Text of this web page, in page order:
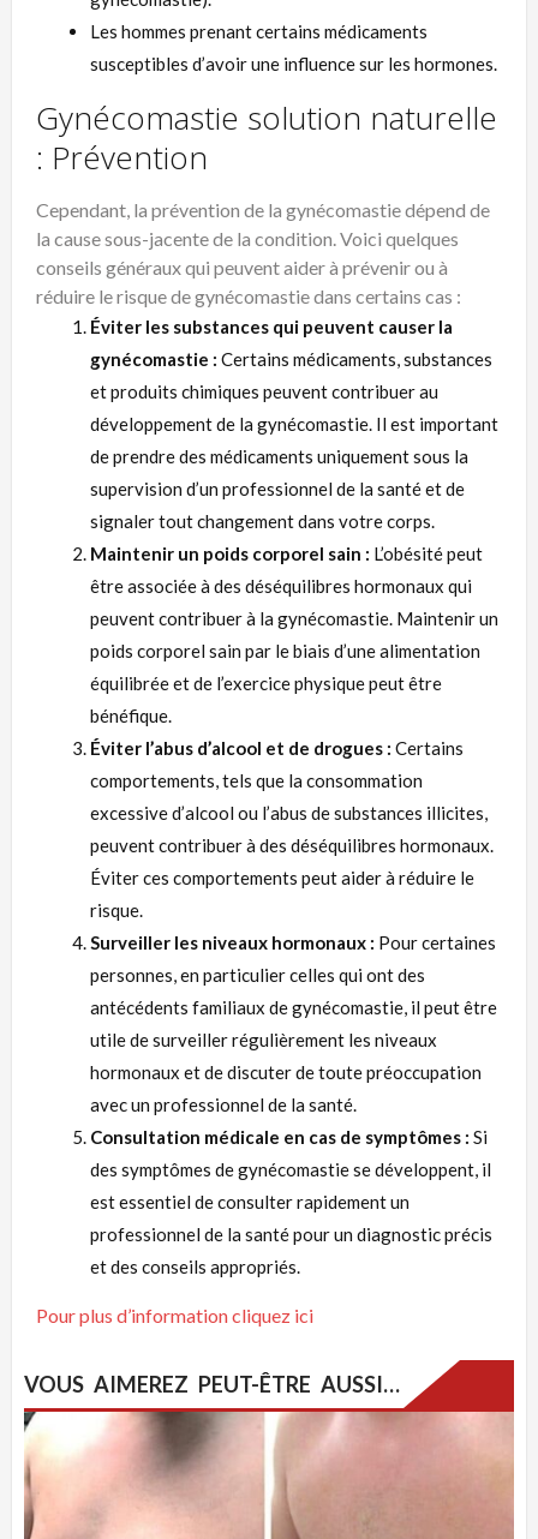
Les hommes prenant certains médicaments
susceptibles d’avoir une influence sur les hormones.
Gynécomastie solution naturelle
: Prévention
Cependant, la prévention de la gynécomastie dépend de
la cause sous-jacente de la condition. Voici quelques
conseils généraux qui peuvent aider à prévenir ou à
réduire le risque de gynécomastie dans certains cas :
Éviter les substances qui peuvent causer la
gynécomastie : Certains médicaments, substances
et produits chimiques peuvent contribuer au
développement de la gynécomastie. Il est important
de prendre des médicaments uniquement sous la
supervision d’un professionnel de la santé et de
signaler tout changement dans votre corps.
Maintenir un poids corporel sain : L’obésité peut
être associée à des déséquilibres hormonaux qui
peuvent contribuer à la gynécomastie. Maintenir un
poids corporel sain par le biais d’une alimentation
équilibrée et de l’exercice physique peut être
bénéfique.
Éviter l’abus d’alcool et de drogues : Certains
comportements, tels que la consommation
excessive d’alcool ou l’abus de substances illicites,
peuvent contribuer à des déséquilibres hormonaux.
Éviter ces comportements peut aider à réduire le
risque.
Surveiller les niveaux hormonaux : Pour certaines
personnes, en particulier celles qui ont des
antécédents familiaux de gynécomastie, il peut être
utile de surveiller régulièrement les niveaux
hormonaux et de discuter de toute préoccupation
avec un professionnel de la santé.
Consultation médicale en cas de symptômes : Si
des symptômes de gynécomastie se développent, il
est essentiel de consulter rapidement un
professionnel de la santé pour un diagnostic précis
et des conseils appropriés.
Pour plus d’information cliquez ici
VOUS AIMEREZ PEUT-ÊTRE AUSSI…